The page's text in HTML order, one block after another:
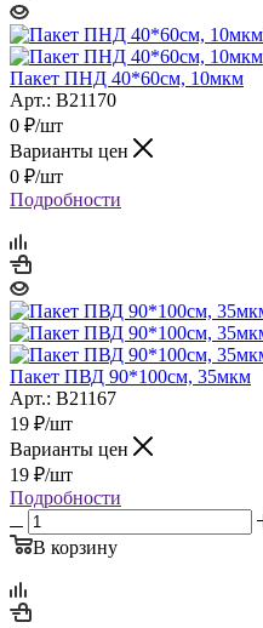
Пакет ПНД 40*60см, 10мкм
Арт.: B21170
0 ₽/шт
Варианты цен
0 ₽/шт
Подробности
Пакет ПВД 90*100см, 35мкм
Арт.: B21167
19 ₽/шт
Варианты цен
19 ₽/шт
Подробности
В корзину